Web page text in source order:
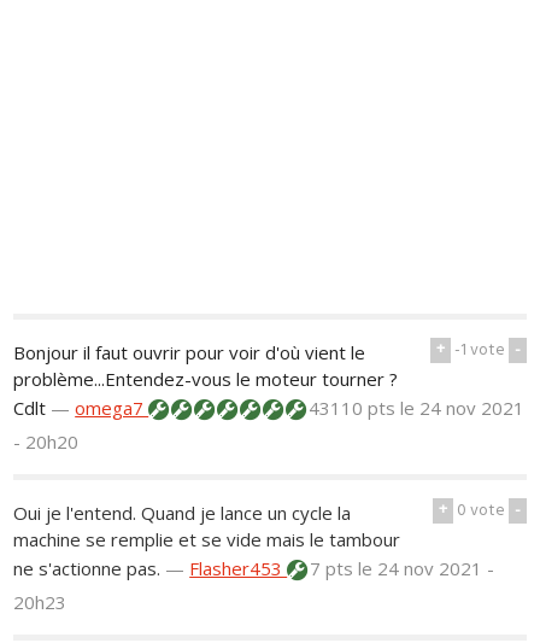
+ -1vote -
Bonjour il faut ouvrir pour voir d'où vient le
problème...Entendez-vous le moteur tourner ?
Cdlt —omega7 43110 ptsle 24 nov 2021
- 20h20
+ 0vote -
Oui je l'entend. Quand je lance un cycle la
machine se remplie et se vide mais le tambour
ne s'actionne pas. — Flasher453 7 ptsle 24 nov 2021 -
20h23